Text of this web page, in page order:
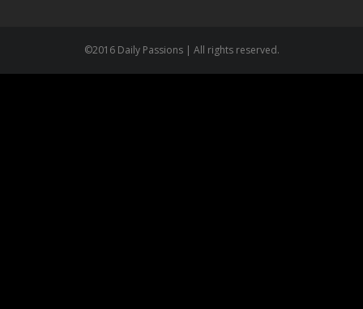
©2016 Daily Passions | All rights reserved.